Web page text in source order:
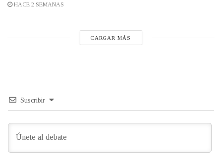
HACE 2 SEMANAS
CARGAR MÁS
Suscribir